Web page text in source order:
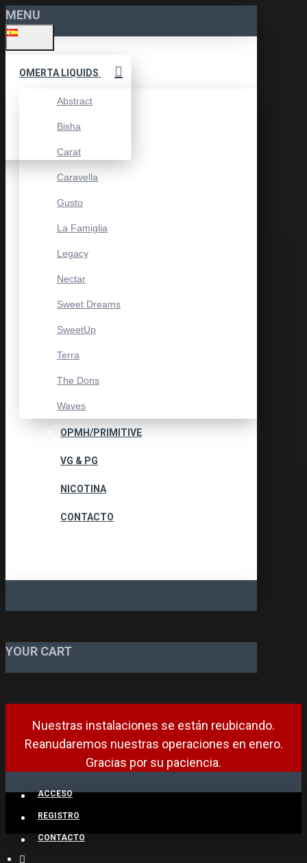
MENU
OMERTA LIQUIDS
Abstract
Bisha
Carat
Caravella
Gusto
La Famiglia
Legacy
Nectar
Sweet Dreams
SweetUp
Terra
The Dons
Waves
OPMH/PRIMITIVE
VG & PG
NICOTINA
CONTACTO
YOUR CART
Nuestras instalaciones se están reubicando.
Reanudaremos nuestras operaciones en enero.
Gracias por su paciencia.
ACCESO
REGISTRO
CONTACTO